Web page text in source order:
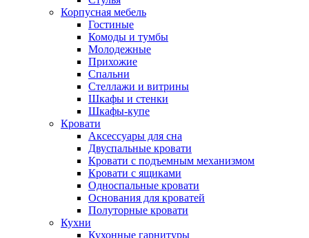
Корпусная мебель
Гостиные
Комоды и тумбы
Молодежные
Прихожие
Спальни
Стеллажи и витрины
Шкафы и стенки
Шкафы-купе
Кровати
Аксессуары для сна
Двуспальные кровати
Кровати с подъемным механизмом
Кровати с ящиками
Односпальные кровати
Основания для кроватей
Полуторные кровати
Кухни
Кухонные гарнитуры